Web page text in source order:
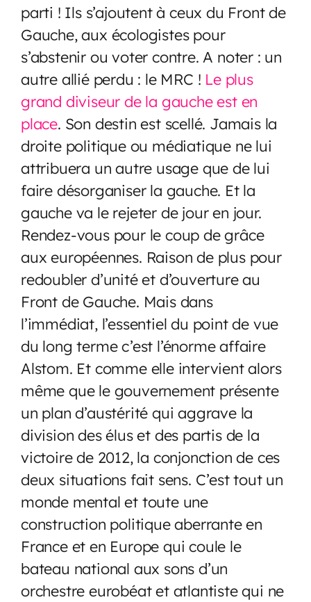
parti ! Ils s’ajoutent à ceux du Front de
Gauche, aux écologistes pour
s’abstenir ou voter contre. A noter : un
autre allié perdu : le MRC ! Le plus
grand diviseur de la gauche est en
place. Son destin est scellé. Jamais la
droite politique ou médiatique ne lui
attribuera un autre usage que de lui
faire désorganiser la gauche. Et la
gauche va le rejeter de jour en jour.
Rendez-vous pour le coup de grâce
aux européennes. Raison de plus pour
redoubler d’unité et d’ouverture au
Front de Gauche. Mais dans
l’immédiat, l’essentiel du point de vue
du long terme c’est l’énorme affaire
Alstom. Et comme elle intervient alors
même que le gouvernement présente
un plan d’austérité qui aggrave la
division des élus et des partis de la
victoire de 2012, la conjonction de ces
deux situations fait sens. C’est tout un
monde mental et toute une
construction politique aberrante en
France et en Europe qui coule le
bateau national aux sons d’un
orchestre eurobéat et atlantiste qui ne